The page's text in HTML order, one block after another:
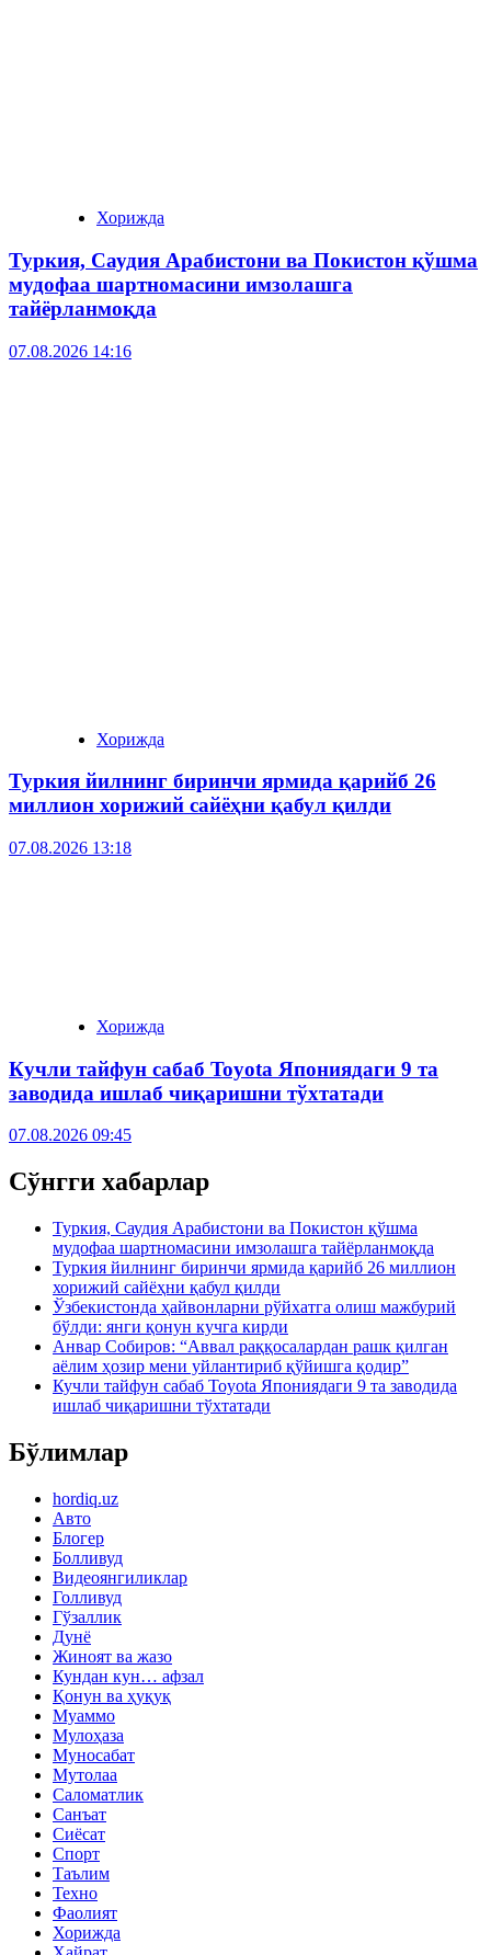
Хорижда
Туркия, Саудия Арабистони ва Покистон қўшма
мудофаа шартномасини имзолашга
тайёрланмоқда
07.08.2026 14:16
Хорижда
Туркия йилнинг биринчи ярмида қарийб 26
миллион хорижий сайёҳни қабул қилди
07.08.2026 13:18
Хорижда
Кучли тайфун сабаб Toyota Япониядаги 9 та
заводида ишлаб чиқаришни тўхтатади
07.08.2026 09:45
Сўнгги хабарлар
Туркия, Саудия Арабистони ва Покистон қўшма
мудофаа шартномасини имзолашга тайёрланмоқда
Туркия йилнинг биринчи ярмида қарийб 26 миллион
хорижий сайёҳни қабул қилди
Ўзбекистонда ҳайвонларни рўйхатга олиш мажбурий
бўлди: янги қонун кучга кирди
Анвар Собиров: “Аввал раққосалардан рашк қилган
аёлим ҳозир мени уйлантириб қўйишга қодир”
Кучли тайфун сабаб Toyota Япониядаги 9 та заводида
ишлаб чиқаришни тўхтатади
Бўлимлар
hordiq.uz
Авто
Блогер
Болливуд
Видеоянгиликлар
Голливуд
Гўзаллик
Дунё
Жиноят ва жазо
Кундан кун… афзал
Қонун ва ҳуқуқ
Муаммо
Мулоҳаза
Муносабат
Мутолаа
Саломатлик
Санъат
Сиёсат
Спорт
Таълим
Техно
Фаолият
Хорижда